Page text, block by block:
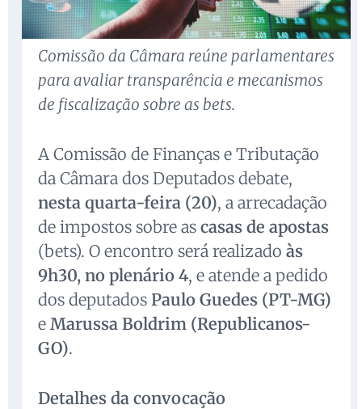
Comissão da Câmara reúne parlamentares
para avaliar transparência e mecanismos
de fiscalização sobre as bets.
A Comissão de Finanças e Tributação
da Câmara dos Deputados debate,
nesta quarta-feira (20), a arrecadação
de impostos sobre as casas de apostas
(bets). O encontro será realizado às
9h30, no plenário 4, e atende a pedido
dos deputados Paulo Guedes (PT-MG)
e Marussa Boldrim (Republicanos-
GO).
Detalhes da convocação